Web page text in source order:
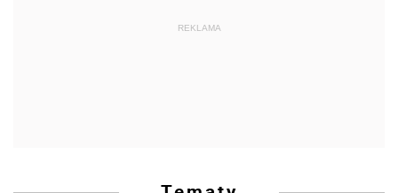
REKLAMA